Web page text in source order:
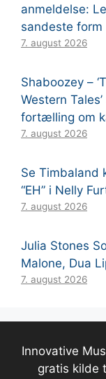
anmeldelse:
sandeste form
7. august 2026
Shaboozey –
Western
fortælling om
7. august 2026
Se Timbaland
“EH” i Nelly
7. august 2026
Julia Stones
Malone, Dua
7. august 2026
Innovative
gratis kilde